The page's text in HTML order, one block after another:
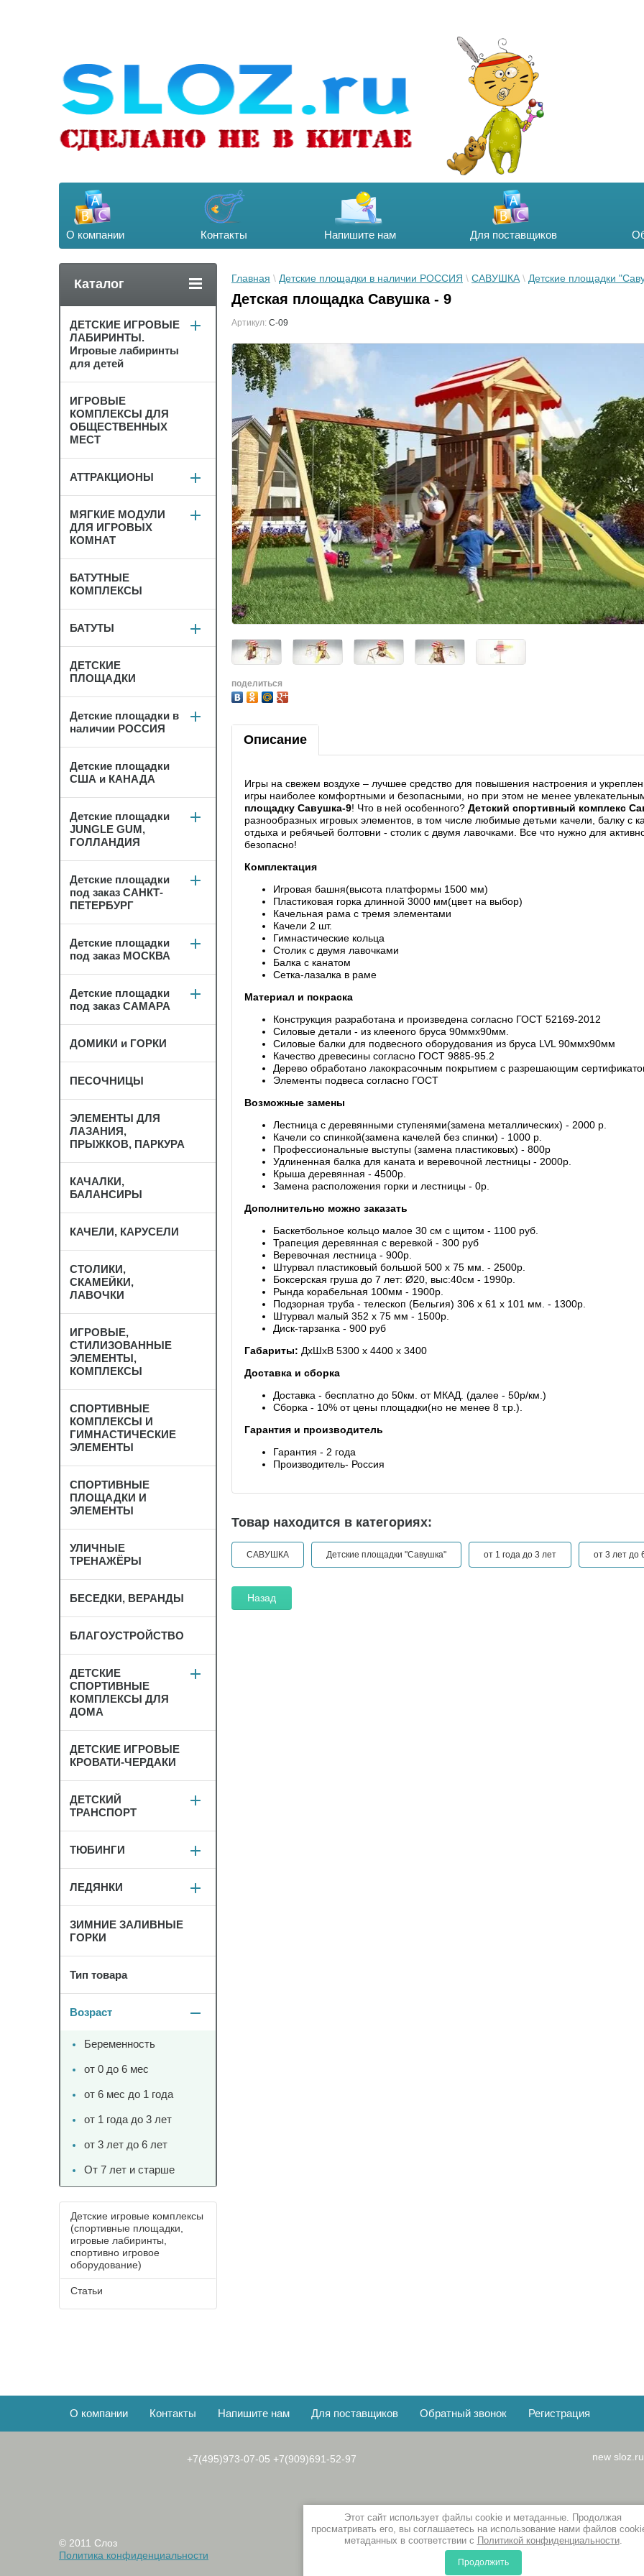
Этот сайт использует файлы cookie и метаданные. Продолжая
просматривать его, вы соглашаетесь на использование нами файлов
метаданных в соответствии с Политикой конфиденциальности.
Продолжить
О компании Контакты Напишите нам Для поставщиков
Главная \ Детские площадки в наличии РОССИЯ \ САВУШКА \ Детские площадки
Детская площадка Савушка - 9
Артикул: С-09
поделиться
Описание
Игры на свежем воздухе – лучшее средство для повышения настроения и
игры наиболее комфортными и безопасными, но при этом не менее
площадку Савушка-9! Что в ней особенного? Детский спортивный комплекс
разнообразных игровых элементов, в том числе любимые детьми качели, балку с
отдыха и ребячьей болтовни - столик с двумя лавочками. Все что нужно для
безопасно!
Комплектация
Игровая башня(высота платформы 1500 мм)
Пластиковая горка длинной 3000 мм(цвет на выбор)
Качельная рама с тремя элементами
Качели 2 шт.
Гимнастические кольца
Столик с двумя лавочками
Балка с канатом
Сетка-лазалка в раме
Материал и покраска
Конструкция разработана и произведена согласно ГОСТ 52169-2012
Силовые детали - из клееного бруса 90ммх90мм.
Силовые балки для подвесного оборудования из бруса LVL 90ммх90мм
Качество древесины согласно ГОСТ 9885-95.2
Дерево обработано лакокрасочным покрытием с разрешающим
Элементы подвеса согласно ГОСТ
Возможные замены
Лестница с деревянными ступенями(замена металлических) - 2000 р.
Качели со спинкой(замена качелей без спинки) - 1000 р.
Профессиональные выступы (замена пластиковых) - 800р
Удлиненная балка для каната и веревочной лестницы - 2000р.
Крыша деревянная - 4500р.
Замена расположения горки и лестницы - 0р.
Дополнительно можно заказать
Баскетбольное кольцо малое 30 см с щитом - 1100 руб.
Трапеция деревянная с веревкой - 300 руб
Веревочная лестница - 900р.
Штурвал пластиковый большой 500 х 75 мм. - 2500р.
Боксерская груша до 7 лет: Ø20, выс:40см - 1990р.
Рында корабельная 100мм - 1900р.
Подзорная труба - телескоп (Бельгия) 306 х 61 х 101 мм. - 1300р.
Штурвал малый 352 х 75 мм - 1500р.
Диск-тарзанка - 900 руб
Габариты: ДхШхВ 5300 х 4400 х 3400
Доставка и сборка
Доставка - бесплатно до 50км. от МКАД. (далее - 50р/км.)
Сборка - 10% от цены площадки(но не менее 8 т.р.).
Гарантия и производитель
Гарантия - 2 года
Производитель- Россия
Товар находится в категориях:
САВУШКА Детские площадки "Савушка" от 1 года до 3 лет от 3 лет до
Назад
Каталог
ДЕТСКИЕ ИГРОВЫЕ
ЛАБИРИНТЫ.
Игровые лабиринты
для детей
ИГРОВЫЕ
КОМПЛЕКСЫ ДЛЯ
ОБЩЕСТВЕННЫХ
МЕСТ
АТТРАКЦИОНЫ
МЯГКИЕ МОДУЛИ
ДЛЯ ИГРОВЫХ
КОМНАТ
БАТУТНЫЕ
КОМПЛЕКСЫ
БАТУТЫ
ДЕТСКИЕ
ПЛОЩАДКИ
Детские площадки в
наличии РОССИЯ
Детские площадки
США и КАНАДА
Детские площадки
JUNGLE GUM,
ГОЛЛАНДИЯ
Детские площадки
под заказ САНКТ-
ПЕТЕРБУРГ
Детские площадки
под заказ МОСКВА
Детские площадки
под заказ САМАРА
ДОМИКИ и ГОРКИ
ПЕСОЧНИЦЫ
ЭЛЕМЕНТЫ ДЛЯ
ЛАЗАНИЯ,
ПРЫЖКОВ, ПАРКУРА
КАЧАЛКИ,
БАЛАНСИРЫ
КАЧЕЛИ, КАРУСЕЛИ
СТОЛИКИ,
СКАМЕЙКИ,
ЛАВОЧКИ
ИГРОВЫЕ,
СТИЛИЗОВАННЫЕ
ЭЛЕМЕНТЫ,
КОМПЛЕКСЫ
СПОРТИВНЫЕ
КОМПЛЕКСЫ И
ГИМНАСТИЧЕСКИЕ
ЭЛЕМЕНТЫ
СПОРТИВНЫЕ
ПЛОЩАДКИ И
ЭЛЕМЕНТЫ
УЛИЧНЫЕ
ТРЕНАЖЁРЫ
БЕСЕДКИ, ВЕРАНДЫ
БЛАГОУСТРОЙСТВО
ДЕТСКИЕ
СПОРТИВНЫЕ
КОМПЛЕКСЫ ДЛЯ
ДОМА
ДЕТСКИЕ ИГРОВЫЕ
КРОВАТИ-ЧЕРДАКИ
ДЕТСКИЙ
ТРАНСПОРТ
ТЮБИНГИ
ЛЕДЯНКИ
ЗИМНИЕ ЗАЛИВНЫЕ
ГОРКИ
Тип товара
Возраст
Беременность
от 0 до 6 мес
от 6 мес до 1 года
от 1 года до 3 лет
от 3 лет до 6 лет
От 7 лет и старше
Детские игровые комплексы
(спортивные площадки,
игровые лабиринты,
спортивно игровое
оборудование)
Статьи
О компании Контакты Напишите нам Для поставщиков Обратный звонок Регистрация
+7(495)973-07-05 +7(909)691-52-97 new
© 2011 Слоз
Политика конфиденциальности